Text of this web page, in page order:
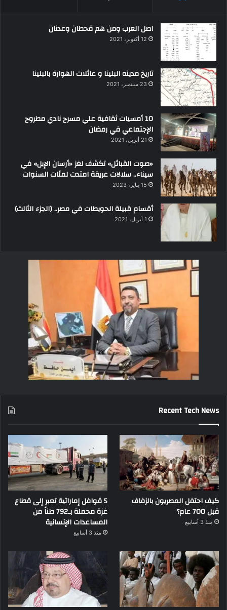
اصل العرب ومن هم قحطان وعدنان
12 أكتوبر، 2021
تاريخ مدينه البلينا و عائلات الهوارة بالبلينا
23 سبتمبر، 2021
10 أمسيات ثقافية علي مسرح نادي مطروح
الإجتماعي في رمضان
21 أبريل، 2021
«صوت القبائل» تكشف لغز «أرسان الإبل» في
سيناء.. سلالات عريقة امتدت لمئات السنوات
15 يناير، 2023
أقسام قبيلة الحويطات في مصر.. (الجزء الثالث)
1 أبريل، 2021
Recent Tech News
كيف احتفل المصريون بالزفاف
قبل 700 عام؟
منذ 3 أسابيع
5 قوافل إماراتية تعبر إلى قطاع
غزة محملة بـ792 طناً من
المساعدات الإنسانية
منذ 3 أسابيع